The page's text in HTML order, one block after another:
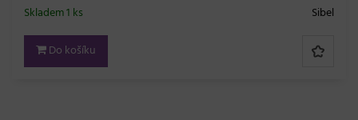
Sibel
Skladem 1 ks
Do košíku